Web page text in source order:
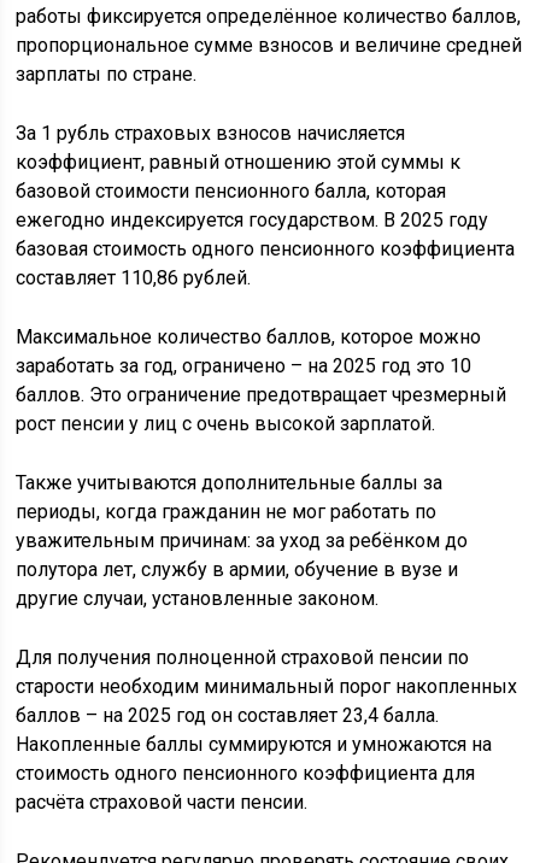
работы фиксируется определённое количество баллов,
пропорциональное сумме взносов и величине средней
зарплаты по стране.
За 1 рубль страховых взносов начисляется
коэффициент, равный отношению этой суммы к
базовой стоимости пенсионного балла, которая
ежегодно индексируется государством. В 2025 году
базовая стоимость одного пенсионного коэффициента
составляет 110,86 рублей.
Максимальное количество баллов, которое можно
заработать за год, ограничено – на 2025 год это 10
баллов. Это ограничение предотвращает чрезмерный
рост пенсии у лиц с очень высокой зарплатой.
Также учитываются дополнительные баллы за
периоды, когда гражданин не мог работать по
уважительным причинам: за уход за ребёнком до
полутора лет, службу в армии, обучение в вузе и
другие случаи, установленные законом.
Для получения полноценной страховой пенсии по
старости необходим минимальный порог накопленных
баллов – на 2025 год он составляет 23,4 балла.
Накопленные баллы суммируются и умножаются на
стоимость одного пенсионного коэффициента для
расчёта страховой части пенсии.